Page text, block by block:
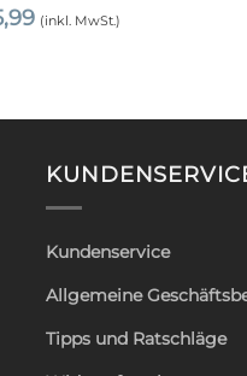
(inkl. MwSt.)
Kundenservice
Allgemeine
Tipps und Ratschläge